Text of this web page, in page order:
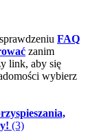
FAQ
zanim
link, aby się
wybierz
(3)